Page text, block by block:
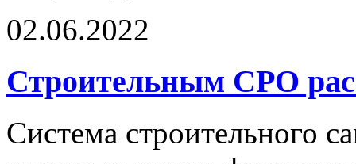
02.06.2022
Строительным СРО
Система строительного